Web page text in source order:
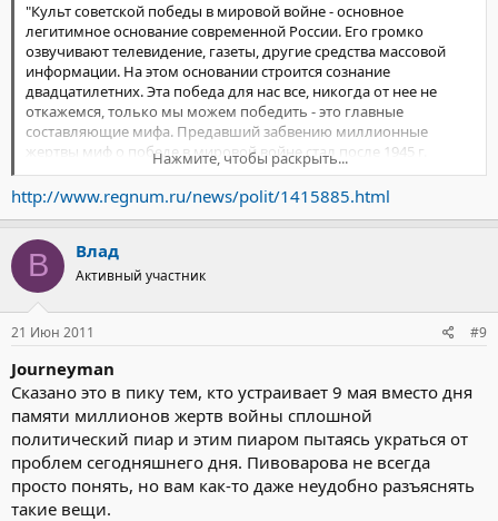
"Культ советской победы в мировой войне - основное
легитимное основание современной России. Его громко
озвучивают телевидение, газеты, другие средства массовой
информации. На этом основании строится сознание
двадцатилетних. Эта победа для нас все, никогда от нее не
откажемся, только мы можем победить - это главные
составляющие мифа. Предавший забвению миллионные
жертвы миф о победе в мировой войне стал после 1945 г.
главным основанием легитимации второго издания
коммунистического режима в СССР, а потом и в нынешней
России"
Нажмите, чтобы раскрыть...
http://www.regnum.ru/news/polit/1415885.html
В Влад
Активный участник
21 Июн 2011 #9
Journeyman
Сказано это в пику тем, кто устраивает 9 мая вместо дня
памяти миллионов жертв войны сплошной
политический пиар и этим пиаром пытаясь украться от
проблем сегодняшнего дня. Пивоварова не всегда
просто понять, но вам как-то даже неудобно разъяснять
такие вещи.